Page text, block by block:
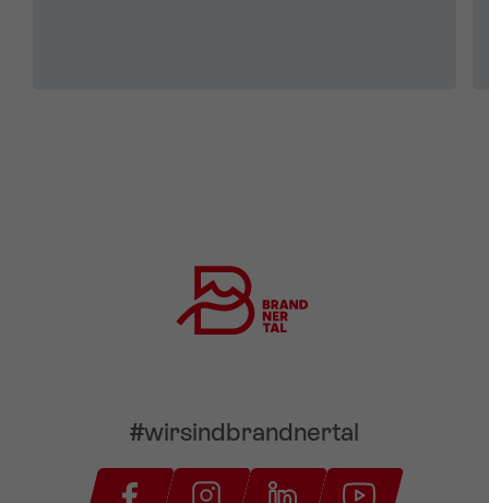
#wirsindbrandnertal